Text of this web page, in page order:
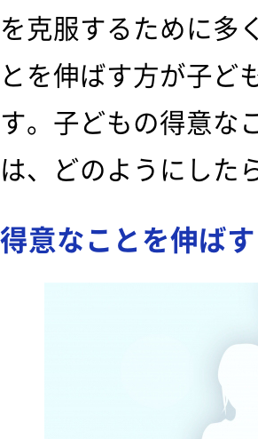
を克服するために多
とを伸ばす方が子ど
す。子どもの得意な
は、どのようにした
得意なことを伸ば